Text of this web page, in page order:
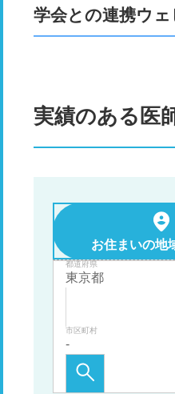
学会との連携ウ
実績のある医
お住まいの地
都道府県
市区町村